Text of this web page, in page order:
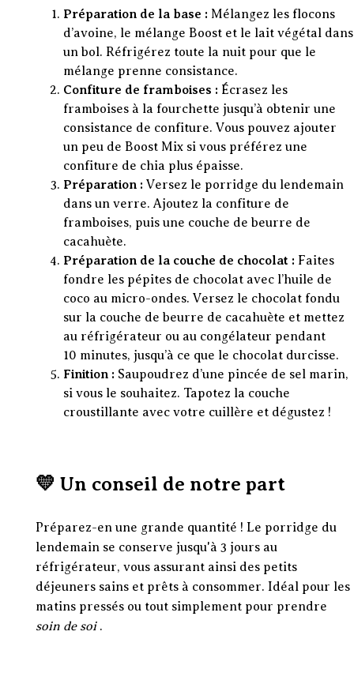
Préparation de la base : Mélangez les flocons
d’avoine, le mélange Boost et le lait végétal dans
un bol. Réfrigérez toute la nuit pour que le
mélange prenne consistance.
Confiture de framboises : Écrasez les
framboises à la fourchette jusqu’à obtenir une
consistance de confiture. Vous pouvez ajouter
un peu de Boost Mix si vous préférez une
confiture de chia plus épaisse.
Préparation : Versez le porridge du lendemain
dans un verre. Ajoutez la confiture de
framboises, puis une couche de beurre de
cacahuète.
Préparation de la couche de chocolat : Faites
fondre les pépites de chocolat avec l’huile de
coco au micro-ondes. Versez le chocolat fondu
sur la couche de beurre de cacahuète et mettez
au réfrigérateur ou au congélateur pendant
10 minutes, jusqu’à ce que le chocolat durcisse.
Finition : Saupoudrez d’une pincée de sel marin,
si vous le souhaitez. Tapotez la couche
croustillante avec votre cuillère et dégustez !
💛 Un conseil de notre part
Préparez-en une grande quantité ! Le porridge du
lendemain se conserve jusqu'à 3 jours au
réfrigérateur, vous assurant ainsi des petits
déjeuners sains et prêts à consommer. Idéal pour les
matins pressés ou tout simplement pour prendre
soin de soi.